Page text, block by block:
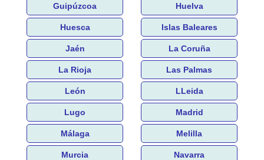
Guipúzcoa Huelva
Huesca Islas Baleares
Jaén La Coruña
La Rioja Las Palmas
León LLeida
Lugo Madrid
Málaga Melilla
Murcia Navarra